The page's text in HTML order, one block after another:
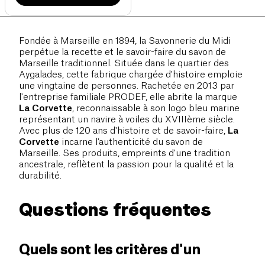
Fondée à Marseille en 1894, la Savonnerie du Midi
perpétue la recette et le savoir-faire du savon de
Marseille traditionnel. Située dans le quartier des
Aygalades, cette fabrique chargée d'histoire emploie
une vingtaine de personnes. Rachetée en 2013 par
l'entreprise familiale PRODEF, elle abrite la marque
La Corvette , reconnaissable à son logo bleu marine
représentant un navire à voiles du XVIIIème siècle.
Avec plus de 120 ans d'histoire et de savoir-faire,
La
Corvette incarne l'authenticité du savon de
Marseille. Ses produits, empreints d'une tradition
ancestrale, reflètent la passion pour la qualité et la
durabilité.
Questions fréquentes
Quels sont les critères d'un